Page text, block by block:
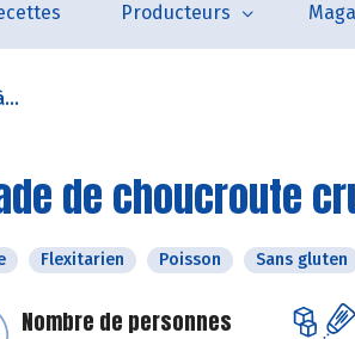
Producteurs
de choucroute
Flexitarien Poisson Sans gluten
Nombre de personnes